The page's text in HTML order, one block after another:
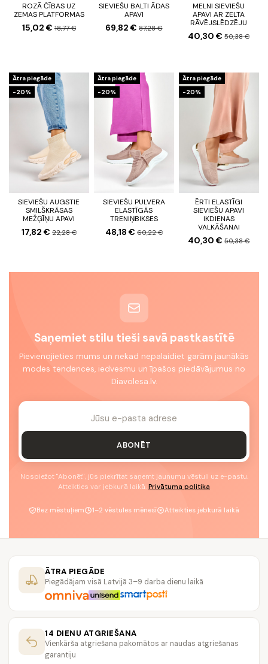
ROZĀ ČĪBAS UZ
ZEMAS PLATFORMAS
15,02 € 18,77 €
SIEVIEŠU BALTI ĀDAS
APAVI
69,82 €87,28 €
MELNI SIEVIEŠU
APAVI AR ZELTA
RĀVĒJSLĒDZĒJU
40,30 €50,38 €
Ātra piegāde
-20%
SIEVIEŠU AUGSTIE
SMILŠKRĀSAS
MEŽĢĪŅU APAVI
17,82 € 22,28 €
Ātra piegāde
-20%
SIEVIEŠU PULVERA
ELASTĪGĀS
TRENIŅBIKSES
48,18 € 60,22 €
Ātra piegāde
-20%
ĒRTI ELASTĪGI
SIEVIEŠU APAVI
IKDIENAS
VALKĀŠANAI
40,30 €50,38 €
Saņemiet stilu tieši savā pastkastītē
Pievienojieties mums un nekad nepalaidiet garām jaunākās
modes tendences, iedvesmu un īpašos piedāvājumus no
Diavolesa.lv.
ABONĒT
Nospiežot "Abonēt", jūs piekrītat saņemt jaunumu vēstuli uz e-pastu.
Atteikties var jebkurā laikā. Privātuma politika
Bez mēstuļiem 1–2 vēstules mēnesī Atteikties jebkurā laikā
ĀTRA PIEGĀDE
Piegādājam visā Latvijā 3–9 darba dienu laikā
14 DIENU ATGRIEŠANA
Vienkārša atgriešana pakomātos ar naudas atgriešanas
garantiju